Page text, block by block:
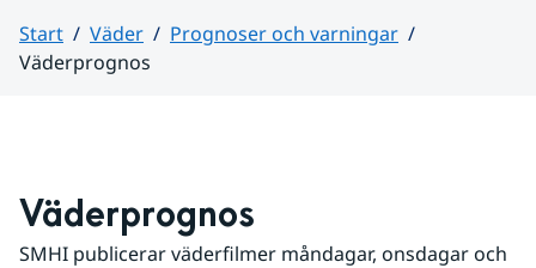
Start Väder
Prognoser och varningar
Väderprognos
Väderprognos
SMHI publicerar väderfilmer måndagar, onsdagar och